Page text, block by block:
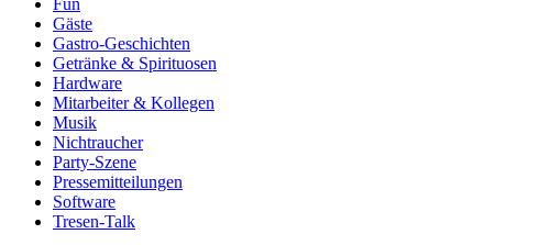
Fun
Gäste
Gastro-Geschichten
Getränke & Spirituosen
Hardware
Mitarbeiter & Kollegen
Musik
Nichtraucher
Party-Szene
Pressemitteilungen
Software
Tresen-Talk